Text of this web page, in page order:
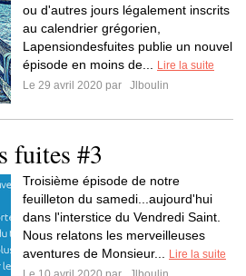
ou d'autres jours légalement inscrits
au calendrier grégorien,
Lapensiondesfuites publie un nouvel
épisode en moins de...
Lire la suite
Le 29 avril 2020 par
Jlboulin
fuites #3
Troisième épisode de notre
feuilleton du samedi...aujourd'hui
dans l'interstice du Vendredi Saint.
Nous relatons les merveilleuses
aventures de Monsieur...
Lire la suite